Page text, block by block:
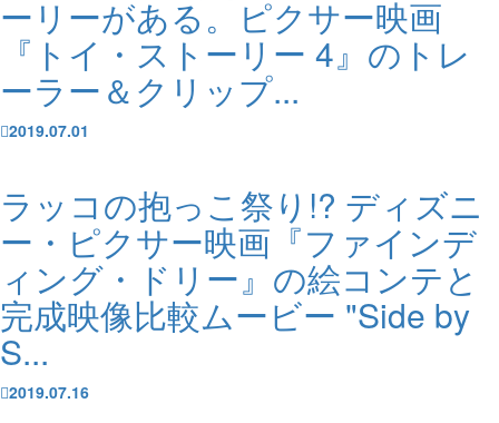
ーリーがある。ピクサー映画
『トイ・ストーリー 4』のトレ
ーラー＆クリップ...
2019.07.01
ラッコの抱っこ祭り!? ディズニ
ー・ピクサー映画『ファインデ
ィング・ドリー』の絵コンテと
完成映像比較ムービー "Side by
S...
2019.07.16